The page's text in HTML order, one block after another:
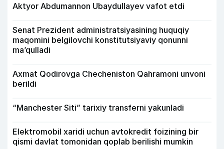
Aktyor Abdu­mannon Ubaydullayev vafot etdi
Senat Prezident administratsiyasining huquqiy
maqomini belgilovchi konstitutsiyaviy qonunni
ma’qulladi
Axmat Qodirovga Checheniston Qahramoni unvoni
berildi
“Manchester Siti” tarixiy transferni yakunladi
Elektromobil xaridi uchun avtokredit foizining bir
qismi davlat tomonidan qoplab berilishi mumkin